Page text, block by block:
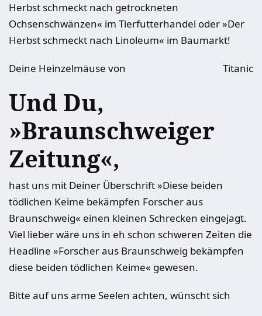
Herbst schmeckt nach getrockneten
Ochsenschwänzen« im Tierfutterhandel oder »Der
Herbst schmeckt nach Linoleum« im Baumarkt!
Deine Heinzelmäuse von Titanic
Und Du,
»Braunschweiger
Zeitung«,
hast uns mit Deiner Überschrift »Diese beiden
tödlichen Keime bekämpfen Forscher aus
Braunschweig« einen kleinen Schrecken eingejagt.
Viel lieber wäre uns in eh schon schweren Zeiten die
Headline »Forscher aus Braunschweig bekämpfen
diese beiden tödlichen Keime« gewesen.
Bitte auf uns arme Seelen achten, wünscht sich